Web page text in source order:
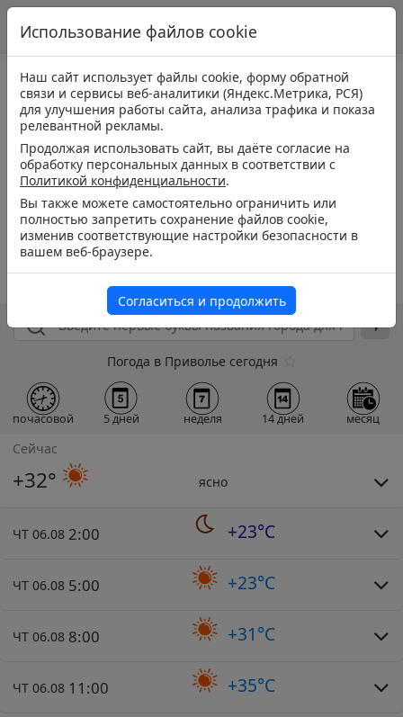
Погода в Приволье сегодня
почасовой 5 дней неделя 14 дней месяц
Сейчас
+32° ясно
ЧТ 06.08 2:00 +23°C
ЧТ 06.08 5:00 +23°C
ЧТ 06.08 8:00 +31°C
ЧТ 06.08 11:00 +35°C
Использование файлов cookie
Наш сайт использует файлы cookie, форму обратной
связи и сервисы веб-аналитики (Яндекс.Метрика, РСЯ)
для улучшения работы сайта, анализа трафика и показа
релевантной рекламы.
Продолжая использовать сайт, вы даёте согласие на
обработку персональных данных в соответствии с
Политикой конфиденциальности.
Вы также можете самостоятельно ограничить или
полностью запретить сохранение файлов cookie,
изменив соответствующие настройки безопасности в
вашем веб-браузере.
Согласиться и продолжить